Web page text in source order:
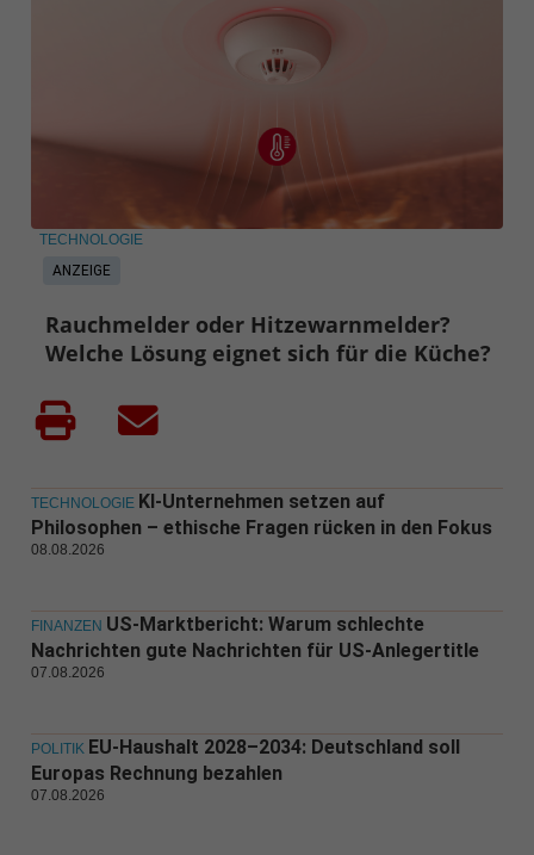
ANZEIGE
TECHNOLOGIE
Rauchmelder oder Hitzewarnmelder?
Welche Lösung eignet sich für die Küche?
TECHNOLOGIE KI-Unternehmen setzen auf
Philosophen – ethische Fragen rücken in den Fokus
08.08.2026
FINANZEN US-Marktbericht: Warum schlechte
Nachrichten gute Nachrichten für US-Anlegertitle
07.08.2026
POLITIK EU-Haushalt 2028–2034: Deutschland soll
Europas Rechnung bezahlen
07.08.2026